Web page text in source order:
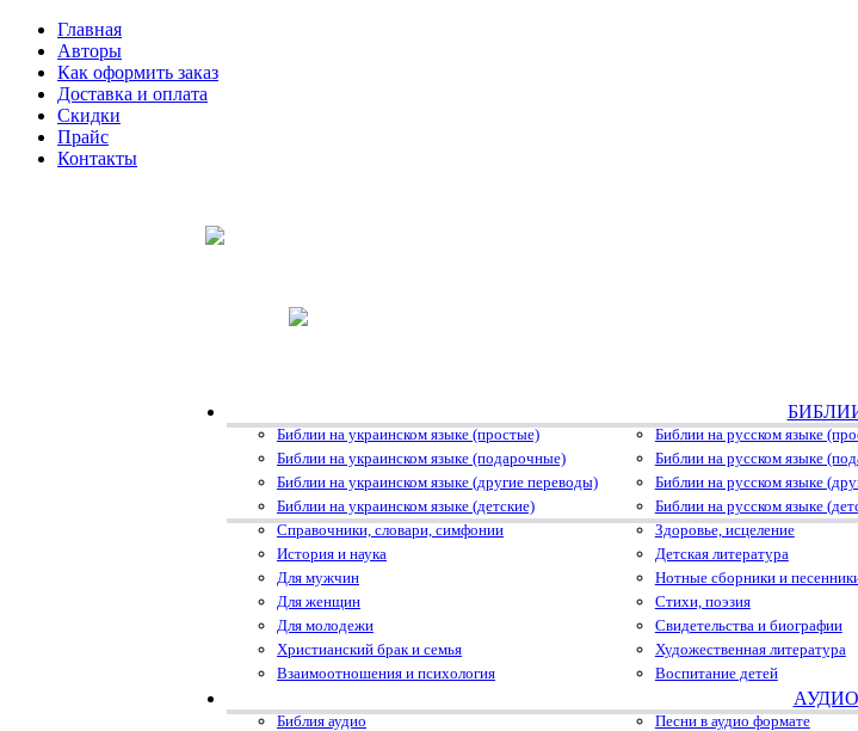
Главная
Авторы
Как оформить заказ
Доставка и оплата
Скидки
Прайс
Контакты
Библии на украинском языке (простые) Библии на русском языке
Библии на украинском языке (подарочные)
Библии на русском языке
Библии на украинском языке (другие переводы)
Библии на русском языке
Библии на украинском языке (детские)
Библии на русском языке
Справочники, словари, симфонии Здоровье, исцеление
История и наука
Детская литература
Для мужчин
Нотные сборники и
Для женщин
Стихи, поэзия
Для молодежи
Свидетельства и биографии
Христианский брак и семья
Художественная литература
Взаимоотношения и психология
Воспитание детей
АУДИО
Библия аудио Песни в аудио формате